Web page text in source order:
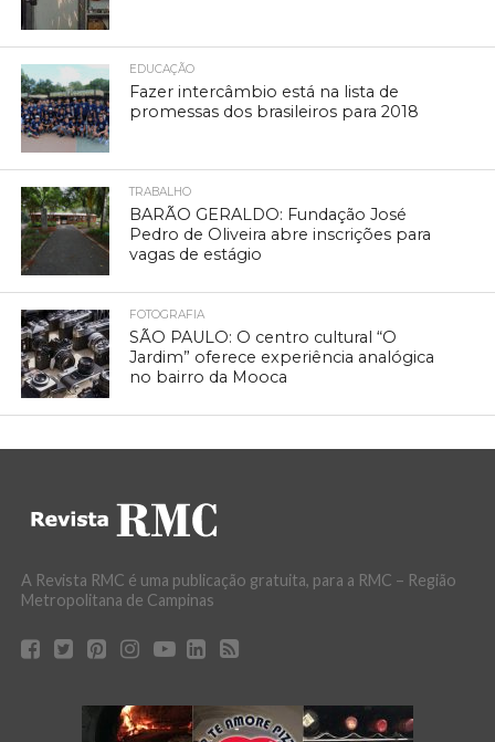
EDUCAÇÃO
Fazer intercâmbio está na lista de
promessas dos brasileiros para 2018
TRABALHO
BARÃO GERALDO: Fundação José
Pedro de Oliveira abre inscrições para
vagas de estágio
FOTOGRAFIA
SÃO PAULO: O centro cultural “O
Jardim” oferece experiência analógica
no bairro da Mooca
A Revista RMC é uma publicação gratuita, para a RMC – Região
Metropolitana de Campinas